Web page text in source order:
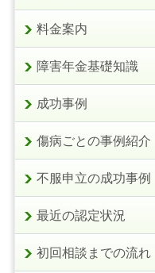
料金案内
障害年金基礎知識
成功事例
傷病ごとの事例紹介
不服申立の成功事例
最近の認定状況
初回相談までの流れ